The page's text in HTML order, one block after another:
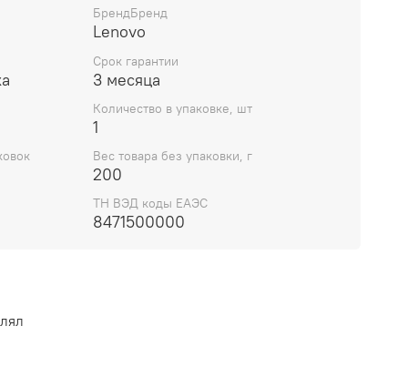
для ноутбука Lenovo IdeaPad S340-14API
4GA (5B20S42266), вы получаете
проверенного производителя, которая
вашего устройства и продлит его срок
БрендБренд
Lenovo
Срок гарантии
3 месяца
Количество в упаковке, шт
1
Вес товара без упаковки, г
200
ТН ВЭД коды ЕАЭС
8471500000